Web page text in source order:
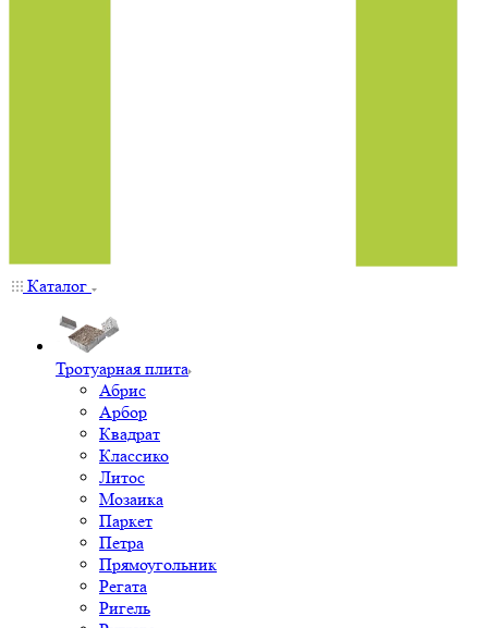
Каталог
Тротуарная плита
Абрис
Арбор
Квадрат
Классико
Литос
Мозаика
Паркет
Петра
Прямоугольник
Регата
Ригель